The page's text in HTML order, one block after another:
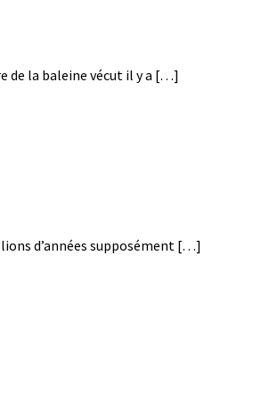
de la baleine vécut il y a […]
d’années supposément […]